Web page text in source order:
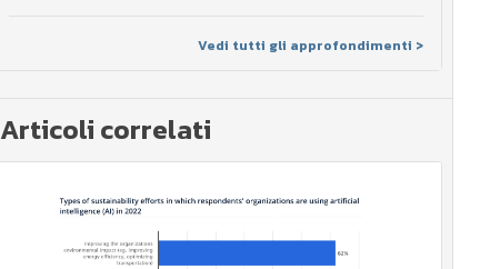
Vedi tutti gli approfondimenti >
Articoli correlati